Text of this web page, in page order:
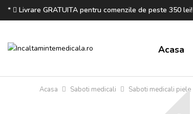
* Livrare GRATUITA pentru comenzile de peste 350 lei!
Acasa
Acasa Saboti medicali Saboti medicali piele